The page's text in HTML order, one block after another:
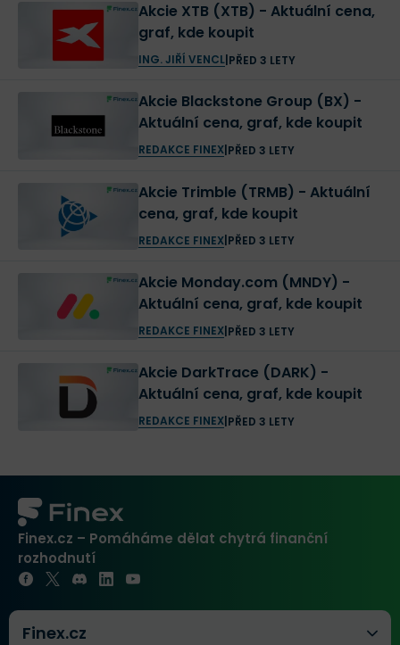
Akcie XTB (XTB) - Aktuální cena,
graf, kde koupit
ING. JIŘÍ VENCL| PŘED 3 LETY
Akcie Blackstone Group (BX) -
Aktuální cena, graf, kde koupit
REDAKCE FINEX| PŘED 3 LETY
Akcie Trimble (TRMB) - Aktuální
cena, graf, kde koupit
REDAKCE FINEX| PŘED 3 LETY
Akcie Monday.com (MNDY) -
Aktuální cena, graf, kde koupit
REDAKCE FINEX| PŘED 3 LETY
Akcie DarkTrace (DARK) -
Aktuální cena, graf, kde koupit
REDAKCE FINEX| PŘED 3 LETY
Finex.cz – Pomáháme dělat chytrá finanční
rozhodnutí
Finex.cz